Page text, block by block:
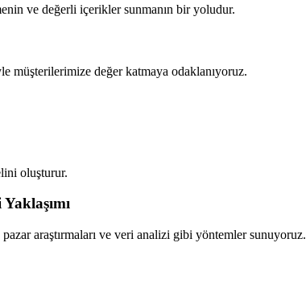
ve değerli içerikler sunmanın bir yoludur.
müşterilerimize değer katmaya odaklanıyoruz.
oluşturur.
araştırmaları ve veri analizi gibi yöntemler sunuyoruz.